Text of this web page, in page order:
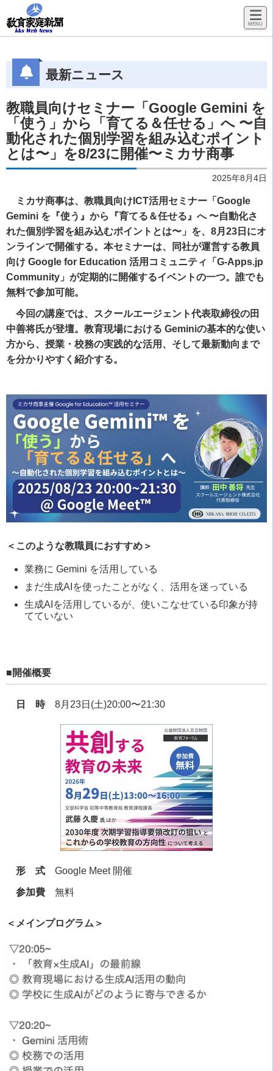
最新ニュース
教職員向けセミナー「Google Gemini を
「使う」から「育てる＆任せる」へ 〜自
動化された個別学習を組み込むポイント
とは〜」を8/23に開催〜ミカサ商事
2025年8月4日
ミカサ商事は、教職員向けICT活用セミナー「Google
Gemini を『使う』から『育てる＆任せる』へ 〜自動化さ
れた個別学習を組み込むポイントとは〜」を、8月23日にオ
ンラインで開催する。本セミナーは、同社が運営する教員
向け Google for Education 活用コミュニティ「G-Apps.jp
Community」が定期的に開催するイベントの一つ。誰でも
無料で参加可能。
今回の講座では、スクールエージェント代表取締役の田
中善将氏が登壇。教育現場における Geminiの基本的な使い
方から、授業・校務の実践的な活用、そして最新動向まで
を分かりやすく紹介する。
＜このような教職員におすすめ＞
業務に Gemini を活用している
まだ生成AIを使ったことがなく、活用を迷っている
生成AIを活用しているが、使いこなせている印象が持
てていない
■開催概要
日 時8月23日(土)20:00〜21:30
形 式 Google Meet 開催
参加費 無料
＜メインプログラム＞